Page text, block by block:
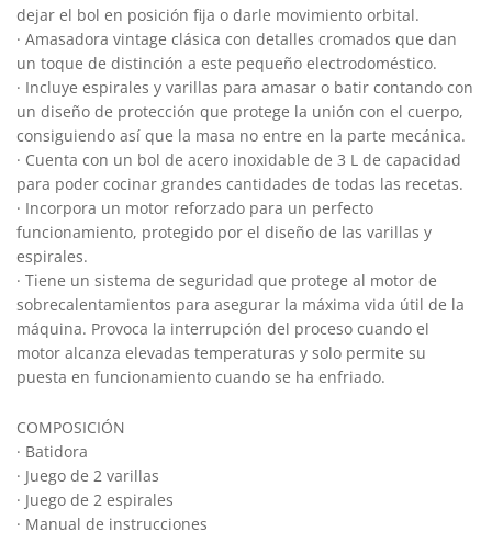
dejar el bol en posición fija o darle movimiento orbital.
· Amasadora vintage clásica con detalles cromados que dan
un toque de distinción a este pequeño electrodoméstico.
· Incluye espirales y varillas para amasar o batir contando con
un diseño de protección que protege la unión con el cuerpo,
consiguiendo así que la masa no entre en la parte mecánica.
· Cuenta con un bol de acero inoxidable de 3 L de capacidad
para poder cocinar grandes cantidades de todas las recetas.
· Incorpora un motor reforzado para un perfecto
funcionamiento, protegido por el diseño de las varillas y
espirales.
· Tiene un sistema de seguridad que protege al motor de
sobrecalentamientos para asegurar la máxima vida útil de la
máquina. Provoca la interrupción del proceso cuando el
motor alcanza elevadas temperaturas y solo permite su
puesta en funcionamiento cuando se ha enfriado.
COMPOSICIÓN
· Batidora
· Juego de 2 varillas
· Juego de 2 espirales
· Manual de instrucciones